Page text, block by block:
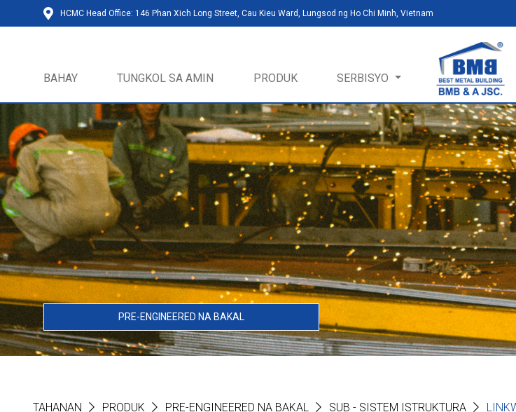
HCMC Head Office: 146 Phan Xich Long Street, Cau Kieu Ward, Lungsod ng Ho Chi Minh, Vietnam
BAHAY TUNGKOL SA AMIN PRODUK SERBISYO
PRE-ENGINEERED NA BAKAL
TAHANAN PRODUK PRE-ENGINEERED NA BAKAL SUB - SISTEM ISTRUKTURA